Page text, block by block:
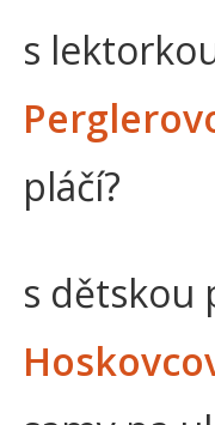
s
pláčí?
s dětskou